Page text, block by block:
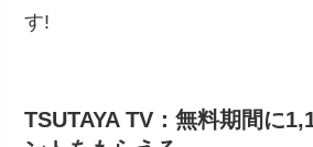
す!
TSUTAYA TV：無料期間に